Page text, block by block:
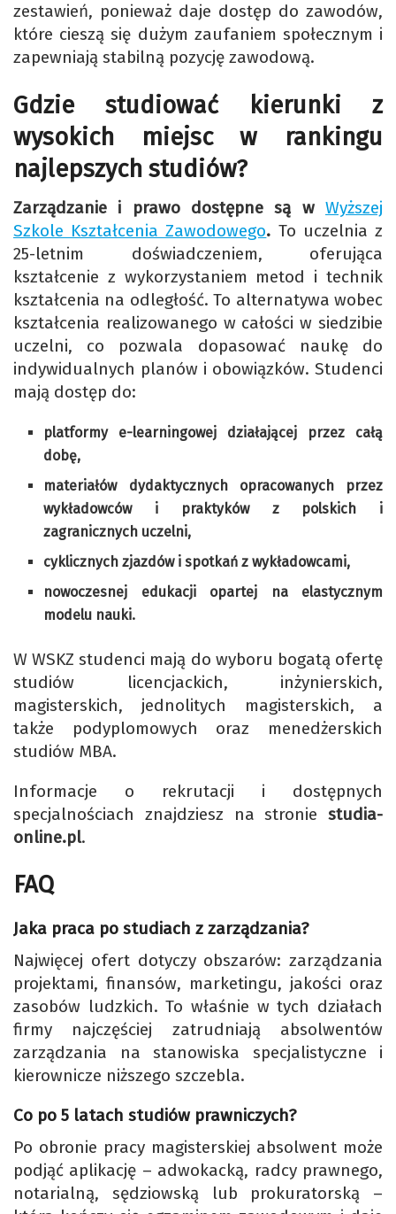
zestawień, ponieważ daje dostęp do zawodów,
które cieszą się dużym zaufaniem społecznym i
zapewniają stabilną pozycję zawodową.
Gdzie studiować kierunki z
wysokich miejsc w rankingu
najlepszych studiów?
Zarządzanie i prawo dostępne są w Wyższej
Szkole Kształcenia Zawodowego. To uczelnia z
25-letnim doświadczeniem, oferująca
kształcenie z wykorzystaniem metod i technik
kształcenia na odległość. To alternatywa wobec
kształcenia realizowanego w całości w siedzibie
uczelni, co pozwala dopasować naukę do
indywidualnych planów i obowiązków. Studenci
mają dostęp do:
platformy e-learningowej działającej przez całą
dobę,
materiałów dydaktycznych opracowanych przez
wykładowców i praktyków z polskich i
zagranicznych uczelni,
cyklicznych zjazdów i spotkań z wykładowcami,
nowoczesnej edukacji opartej na elastycznym
modelu nauki.
W WSKZ studenci mają do wyboru bogatą ofertę
studiów licencjackich, inżynierskich,
magisterskich, jednolitych magisterskich, a
także podyplomowych oraz menedżerskich
studiów MBA.
Informacje o rekrutacji i dostępnych
specjalnościach znajdziesz na stronie studia-
online.pl.
FAQ
Jaka praca po studiach z zarządzania?
Najwięcej ofert dotyczy obszarów: zarządzania
projektami, finansów, marketingu, jakości oraz
zasobów ludzkich. To właśnie w tych działach
firmy najczęściej zatrudniają absolwentów
zarządzania na stanowiska specjalistyczne i
kierownicze niższego szczebla.
Co po 5 latach studiów prawniczych?
Po obronie pracy magisterskiej absolwent może
podjąć aplikację – adwokacką, radcy prawnego,
notarialną, sędziowską lub prokuratorską –